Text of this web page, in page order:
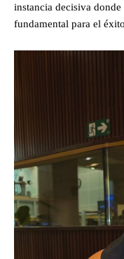
instancia decisiva
fundamental para el